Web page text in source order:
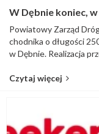
W Dębnie koniec,
Powiatowy Zarząd
chodnika o długości
w Dębnie. Realizacja
Czytaj więcej